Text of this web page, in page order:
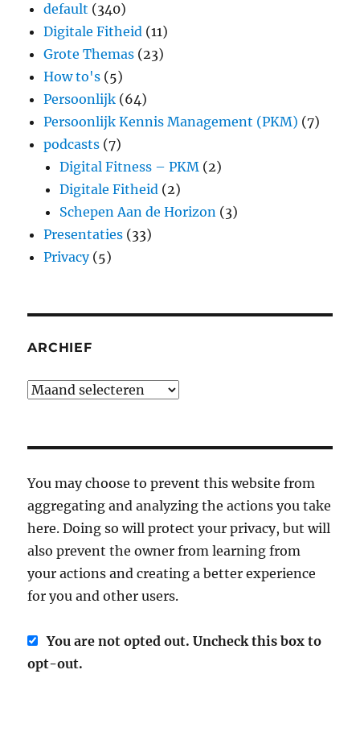
default (340)
Digitale Fitheid (11)
Grote Themas (23)
How to's (5)
Persoonlijk (64)
Persoonlijk Kennis Management (PKM) (7)
podcasts (7)
Digital Fitness – PKM (2)
Digitale Fitheid (2)
Schepen Aan de Horizon (3)
Presentaties (33)
Privacy(5)
ARCHIEF
Archief
You may choose to prevent this website from
aggregating and analyzing the actions you take
here. Doing so will protect your privacy, but will
also prevent the owner from learning from
your actions and creating a better experience
for you and other users.
You are not opted out. Uncheck this box to
opt-out.